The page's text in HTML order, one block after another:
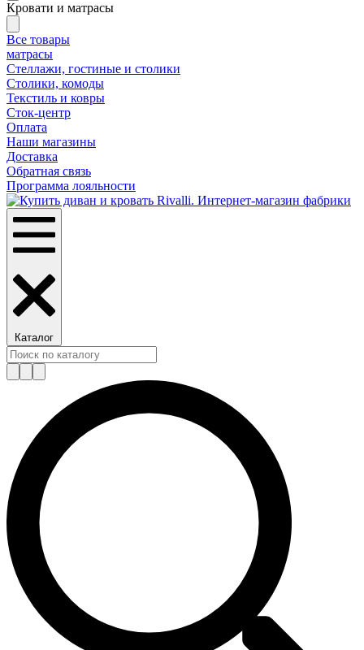
Кровати и матрасы
Все товары
матрасы
Стеллажи, гостиные и столики
Столики, комоды
Текстиль и ковры
Сток-центр
Оплата
Наши магазины
Доставка
Обратная связь
Программа лояльности
Каталог